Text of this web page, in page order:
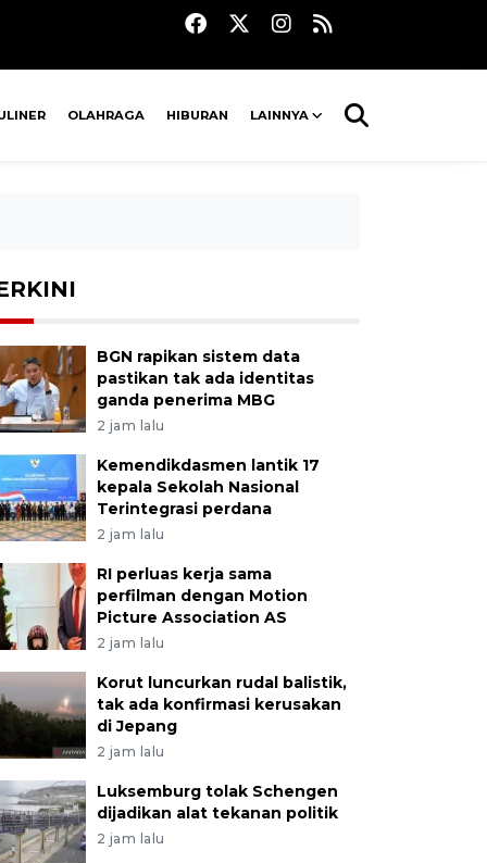
OLAHRAGA HIBURAN LAINNYA
BGN rapikan sistem data
pastikan tak ada identitas
ganda penerima MBG
2 jam lalu
Kemendikdasmen lantik 17
kepala Sekolah Nasional
Terintegrasi perdana
2 jam lalu
RI perluas kerja sama
perfilman dengan Motion
Picture Association AS
2 jam lalu
Korut luncurkan rudal balistik,
tak ada konfirmasi kerusakan
di Jepang
2 jam lalu
Luksemburg tolak Schengen
dijadikan alat tekanan politik
2 jam lalu